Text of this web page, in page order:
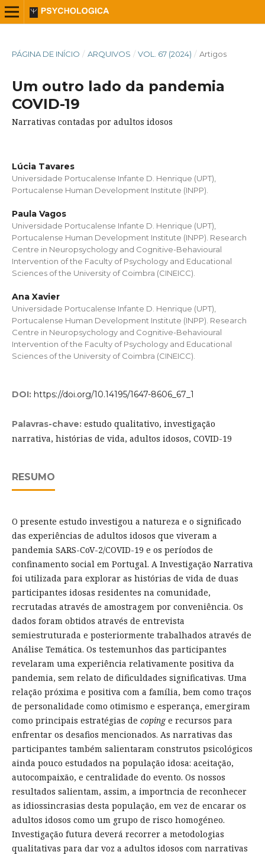
PÁGINA DE INÍCIO / ARQUIVOS / VOL. 67 (2024) / Artigos
Um outro lado da pandemia
COVID-19
Narrativas contadas por adultos idosos
Lúcia Tavares
Universidade Portucalense Infante D. Henrique (UPT),
Portucalense Human Development Institute (INPP).
Paula Vagos
Universidade Portucalense Infante D. Henrique (UPT),
Portucalense Human Development Institute (INPP). Research
Centre in Neuropsychology and Cognitive-Behavioural
Intervention of the Faculty of Psychology and Educational
Sciences of the University of Coimbra (CINEICC).
Ana Xavier
Universidade Portucalense Infante D. Henrique (UPT),
Portucalense Human Development Institute (INPP). Research
Centre in Neuropsychology and Cognitive-Behavioural
Intervention of the Faculty of Psychology and Educational
Sciences of the University of Coimbra (CINEICC).
DOI: https://doi.org/10.14195/1647-8606_67_1
Palavras-chave: estudo qualitativo, investigação
narrativa, histórias de vida, adultos idosos, COVID-19
RESUMO
O presente estudo investigou a natureza e o significado
das experiências de adultos idosos que viveram a
pandemia SARS-CoV-2/COVID-19 e os períodos de
confinamento social em Portugal. A Investigação Narrativa
foi utilizada para explorar as histórias de vida de duas
participantes idosas residentes na comunidade,
recrutadas através de amostragem por conveniência. Os
dados foram obtidos através de entrevista
semiestruturada e posteriormente trabalhados através de
Análise Temática. Os testemunhos das participantes
revelaram uma experiência relativamente positiva da
pandemia, sem relato de dificuldades significativas. Uma
relação próxima e positiva com a família, bem como traços
de personalidade como otimismo e esperança, emergiram
como principais estratégias de copinge recursos para
enfrentar os desafios mencionados. As narrativas das
participantes também salientaram construtos psicológicos
ainda pouco estudados na população idosa: aceitação,
autocompaixão, e centralidade do evento. Os nossos
resultados salientam, assim, a importncia de reconhecer
as idiossincrasias desta população, em vez de encarar os
adultos idosos como um grupo de risco homogéneo.
Investigação futura deverá recorrer a metodologias
qualitativas para dar voz a adultos idosos com narrativas